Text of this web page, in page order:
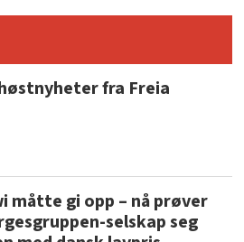
fra Freia
måtte gi opp – nå prøver
selskap seg